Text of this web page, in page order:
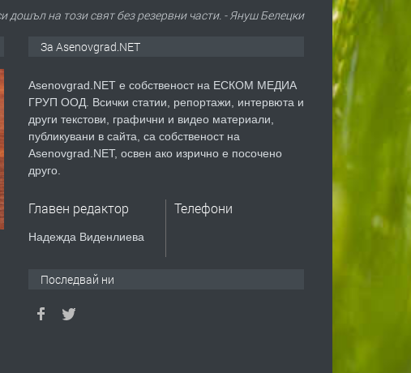
дошъл на този свят без резервни части. - Януш Белецки
За Asenovgrad.NET
Asenovgrad.NET е собственост на ЕСКОМ МЕДИА
ГРУП ООД. Всички статии, репортажи, интервюта и
други текстови, графични и видео материали,
публикувани в сайта, са собственост на
Asenovgrad.NET, освен ако изрично е посочено
друго.
Главен редактор
Надежда Виденлиева
Телефони
Последвай ни